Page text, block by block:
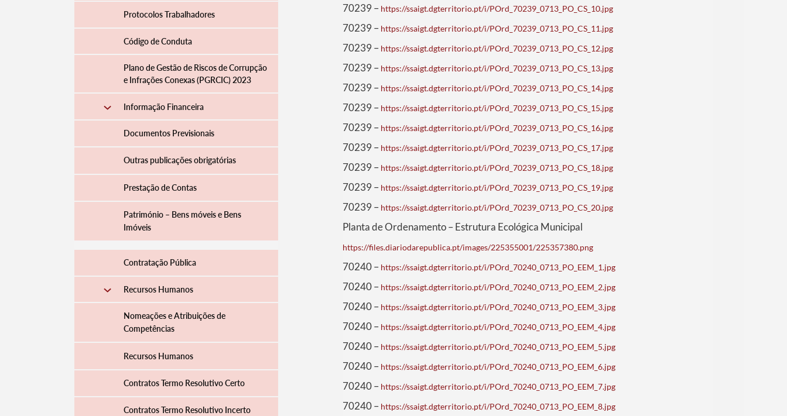
Protocolos Trabalhadores
Código de Conduta
Plano de Gestão de Riscos de Corrupção
e Infrações Conexas (PGRCIC) 2023
Informação Financeira
Documentos Previsionais
Outras publicações obrigatórias
Prestação de Contas
Património – Bens móveis e Bens
Imóveis
Contratação Pública
Recursos Humanos
Nomeações e Atribuições de
Competências
Recursos Humanos
Contratos Termo Resolutivo Certo
Contratos Termo Resolutivo Incerto
70239 – https://ssaigt.dgterritorio.pt/i/POrd_70239_0713_PO_CS_10.jpg
70239 – https://ssaigt.dgterritorio.pt/i/POrd_70239_0713_PO_CS_11.jpg
70239 – https://ssaigt.dgterritorio.pt/i/POrd_70239_0713_PO_CS_12.jpg
70239 – https://ssaigt.dgterritorio.pt/i/POrd_70239_0713_PO_CS_13.jpg
70239 – https://ssaigt.dgterritorio.pt/i/POrd_70239_0713_PO_CS_14.jpg
70239 – https://ssaigt.dgterritorio.pt/i/POrd_70239_0713_PO_CS_15.jpg
70239 – https://ssaigt.dgterritorio.pt/i/POrd_70239_0713_PO_CS_16.jpg
70239 – https://ssaigt.dgterritorio.pt/i/POrd_70239_0713_PO_CS_17.jpg
70239 – https://ssaigt.dgterritorio.pt/i/POrd_70239_0713_PO_CS_18.jpg
70239 – https://ssaigt.dgterritorio.pt/i/POrd_70239_0713_PO_CS_19.jpg
70239 – https://ssaigt.dgterritorio.pt/i/POrd_70239_0713_PO_CS_20.jpg
Planta de Ordenamento – Estrutura Ecológica Municipal
https://files.diariodarepublica.pt/images/225355001/225357380.png
70240 – https://ssaigt.dgterritorio.pt/i/POrd_70240_0713_PO_EEM_1.jpg
70240 – https://ssaigt.dgterritorio.pt/i/POrd_70240_0713_PO_EEM_2.jpg
70240 – https://ssaigt.dgterritorio.pt/i/POrd_70240_0713_PO_EEM_3.jpg
70240 – https://ssaigt.dgterritorio.pt/i/POrd_70240_0713_PO_EEM_4.jpg
70240 – https://ssaigt.dgterritorio.pt/i/POrd_70240_0713_PO_EEM_5.jpg
70240 – https://ssaigt.dgterritorio.pt/i/POrd_70240_0713_PO_EEM_6.jpg
70240 – https://ssaigt.dgterritorio.pt/i/POrd_70240_0713_PO_EEM_7.jpg
70240 – https://ssaigt.dgterritorio.pt/i/POrd_70240_0713_PO_EEM_8.jpg